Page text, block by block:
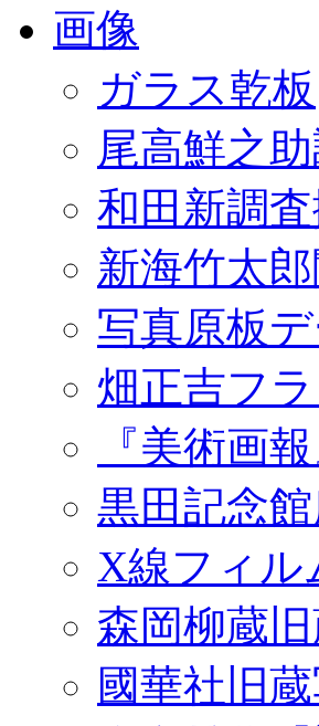
画像
ガラス乾板
尾高鮮之
和田新調
新海竹太
写真原板
畑正吉フ
『美術画
黒田記念
X線フィル
森岡柳蔵
國華社旧